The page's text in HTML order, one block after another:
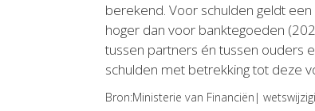
berekend. Voor schulden geldt
hoger dan voor banktegoeden
tussen partners én tussen ouders
schulden met betrekking tot deze
Bron:Ministerie van Financiën|